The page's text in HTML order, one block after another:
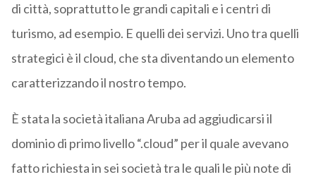
di città, soprattutto le grandi capitali e i centri di
turismo, ad esempio. E quelli dei servizi. Uno tra quelli
strategici è il cloud, che sta diventando un elemento
caratterizzando il nostro tempo.
È stata la società italiana Aruba ad aggiudicarsi il
dominio di primo livello “.cloud” per il quale avevano
fatto richiesta in sei società tra le quali le più note di